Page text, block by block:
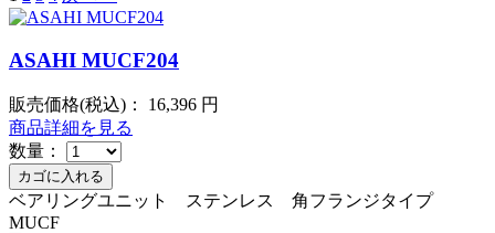
ASAHI MUCF204
販売価格(税込)： 16,396 円
商品詳細を見る
数量：
ベアリングユニット ステンレス 角フランジタイプ
MUCF